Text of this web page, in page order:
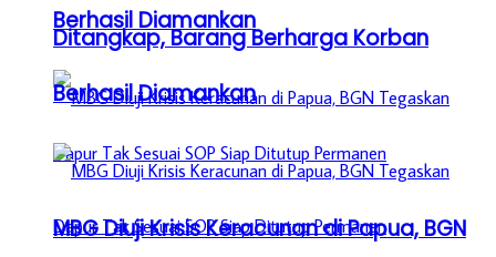
Berhasil Diamankan
MBG Diuji Krisis Keracunan di Papua, BGN
Ditangkap, Barang Berharga Korban
Berhasil Diamankan